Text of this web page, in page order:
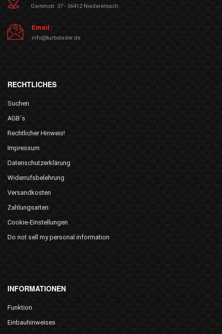
Gartenstr. 37 - 56412 Niedererbach
Email :
info@turbolader.de
RECHTLICHES
Suchen
AGB´s
Rechtlicher Hinweis!
Impressum
Datenschutzerklärung
Widerrufsbelehrung
Versandkosten
Zahlungsarten
Cookie-Einstellungen
Do not sell my personal information
INFORMATIONEN
Funktion
Einbauhinweises